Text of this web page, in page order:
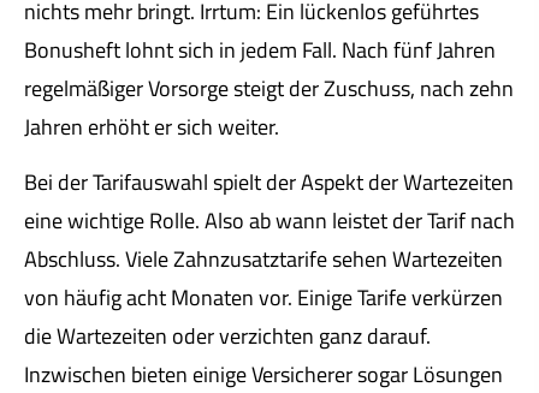
nichts mehr bringt. Irrtum: Ein lückenlos geführtes
Bonusheft lohnt sich in jedem Fall. Nach fünf Jahren
regelmäßiger Vorsorge steigt der Zuschuss, nach zehn
Jahren erhöht er sich weiter.
Bei der Tarifauswahl spielt der Aspekt der Wartezeiten
eine wichtige Rolle. Also ab wann leistet der Tarif nach
Abschluss. Viele Zahnzusatztarife sehen Wartezeiten
von häufig acht Monaten vor. Einige Tarife verkürzen
die Wartezeiten oder verzichten ganz darauf.
Inzwischen bieten einige Versicherer sogar Lösungen